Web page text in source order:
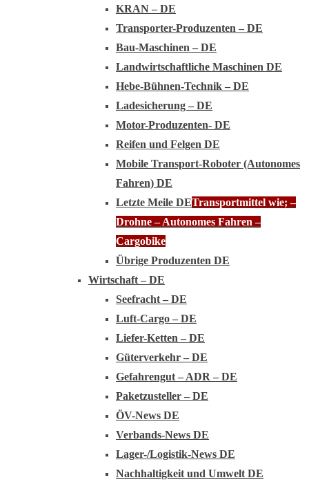
KRAN – DE
Transporter-Produzenten – DE
Bau-Maschinen – DE
Landwirtschaftliche Maschinen DE
Hebe-Bühnen-Technik – DE
Ladesicherung – DE
Motor-Produzenten- DE
Reifen und Felgen DE
Mobile Transport-Roboter (Autonomes
Fahren) DE
Letzte Meile DETransportmittel wie; –
Drohne – Autonomes Fahren –
Cargobike
Übrige Produzenten DE
Wirtschaft – DE
Seefracht – DE
Luft-Cargo – DE
Liefer-Ketten – DE
Güterverkehr – DE
Gefahrengut – ADR – DE
Paketzusteller – DE
ÖV-News DE
Verbands-News DE
Lager-/Logistik-News DE
Nachhaltigkeit und Umwelt DE